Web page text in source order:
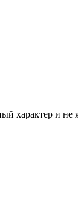
характер и не